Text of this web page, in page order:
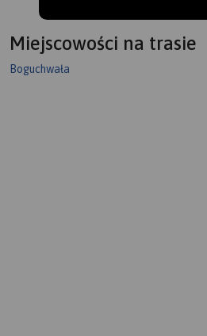
Miejscowości na trasie
Boguchwała